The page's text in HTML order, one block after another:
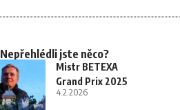
Nepřehlédli jste něco?
Mistr BETEXA
Grand Prix 2025
4.2.2026